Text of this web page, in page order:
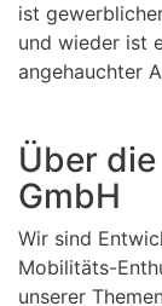
ist
und wieder ist
angehauchter
Über
GmbH
Wir sind
Mobilitäts-
unserer